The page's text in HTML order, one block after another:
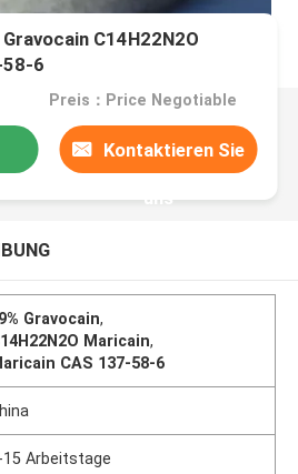
C14H22N2O
58-6
Preis：Price Negotiable
Kontaktieren Sie
uns
Gravocain,
Maricain,
CAS 137-58-6
15 Arbeitstage